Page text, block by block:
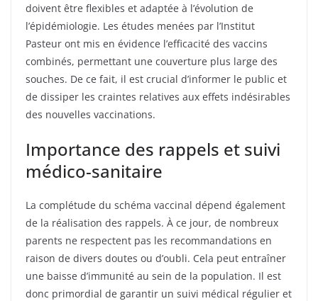
doivent être flexibles et adaptée à l’évolution de
l’épidémiologie. Les études menées par l’Institut
Pasteur ont mis en évidence l’efficacité des vaccins
combinés, permettant une couverture plus large des
souches. De ce fait, il est crucial d’informer le public et
de dissiper les craintes relatives aux effets indésirables
des nouvelles vaccinations.
Importance des rappels et suivi
médico-sanitaire
La complétude du schéma vaccinal dépend également
de la réalisation des rappels. À ce jour, de nombreux
parents ne respectent pas les recommandations en
raison de divers doutes ou d’oubli. Cela peut entraîner
une baisse d’immunité au sein de la population. Il est
donc primordial de garantir un suivi médical régulier et